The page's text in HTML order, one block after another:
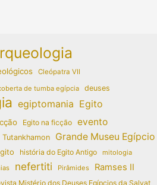
Cleópatra VII
de tumba egípcia deuses
egiptomania Egito
Egito na ficção evento
Tutankhamon Grande Museu Egípcio
história do Egito Antigo mitologia
nefertiti Pirâmides Ramses II
Mistério dos Deuses Egípcios da Salvat